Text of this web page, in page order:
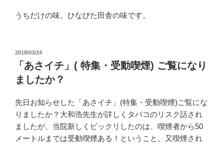
うちだけの味。ひなびた田舎の味です。
投
2018/03/24
「あさイチ」( 特集・受動喫煙) ご覧になり
ましたか？
先日お知らせした「あさイチ」(特集・受動喫煙)ご覧にな
りましたか？大和浩先生が詳しくタバコのリスク話され
ましたが、当院新しくビックリしたのは、喫煙者から50
メートルまでは受動喫煙ある！ということ。又喫煙され